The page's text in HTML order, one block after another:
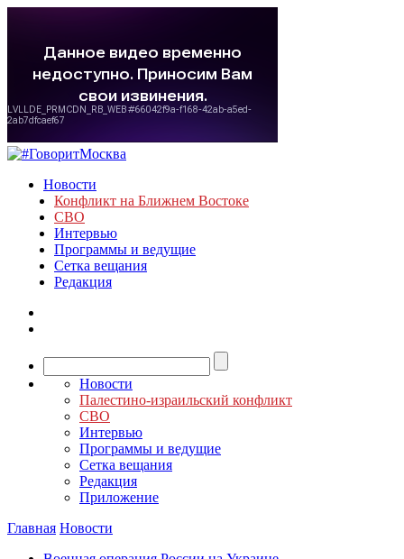
Новости
Конфликт на Ближнем Востоке
СВО
Интервью
Программы и ведущие
Сетка вещания
Редакция
Новости
Палестино-израильский конфликт
СВО
Интервью
Программы и ведущие
Сетка вещания
Редакция
Приложение
Главная Новости